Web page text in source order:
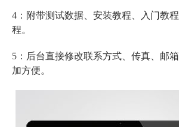
4：附带测试数据、安装教程、入门教
程。
5：后台直接修改联系方式、传真、邮
加方便。